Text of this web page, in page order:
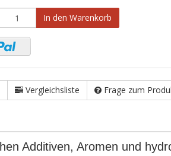
In den Warenkorb
Vergleichsliste Frage zum
Additiven, Aromen und